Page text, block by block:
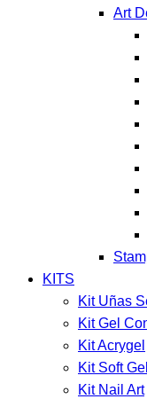
Art
KITS
Kit Uñas
Kit Gel
Kit Acrygel
Kit Soft Gel
Kit Nail Art